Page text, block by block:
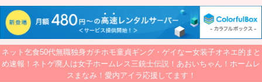
ネット乞食50代無職独身ガチホモ童貞ギング・ゲイなー女装子オネエ的まと
め速報！ネトゲ廃人は女子ホームレス三銃士伝説！あおいちゃん！ホームレ
スまなみ！愛内アイラ応援してます！